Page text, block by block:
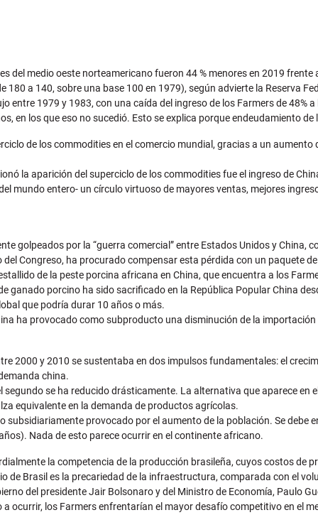
del medio oeste norteamericano fueron 44 % menores en 2019
180 a 140, sobre una base 100 en 1979), según advierte la Reserva
entre 1979 y 1983, con una caída del ingreso de los Farmers de
en los que eso no sucedió. Esto se explica porque endeudamiento
de los commodities en el comercio mundial, gracias a un
la aparición del superciclo de los commodities fue el ingreso de
mundo entero- un círculo virtuoso de mayores ventas, mejores
golpeados por la “guerra comercial” entre Estados Unidos y
del Congreso, ha procurado compensar esta pérdida con un paquete
de la peste porcina africana en China, que encuentra a los
ganado porcino ha sido sacrificado en la República Popular China
que podría durar 10 años o más.
ha provocado como subproducto una disminución de la
2000 y 2010 se sustentaba en dos impulsos fundamentales: el
china.
segundo se ha reducido drásticamente. La alternativa que aparece
equivalente en la demanda de productos agrícolas.
subsidiariamente provocado por el aumento de la población. Se
Nada de esto parece ocurrir en el continente africano.
la competencia de la producción brasileña, cuyos costos de
de Brasil es la precariedad de la infraestructura, comparada con el
del presidente Jair Bolsonaro y del Ministro de Economía, Paulo
a ocurrir, los Farmers enfrentarían el mayor desafío competitivo en el